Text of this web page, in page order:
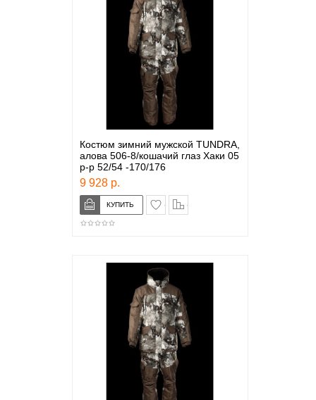
Костюм зимний мужской TUNDRA,
алова 506-8/кошачий глаз Хаки 05
р-р 52/54 -170/176
9 928 р.
в закладки